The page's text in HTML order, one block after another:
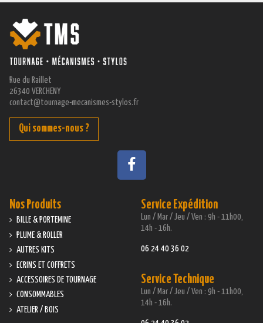
Rue du Raillet
26340 VERCHENY
contact@tournage-mecanismes-stylos.fr
Qui sommes-nous ?
Service Expédition
Lun / Mar / Jeu / Ven : 9h - 11h00,
14h - 16h.
06 24 40 36 02
Service Technique
Lun / Mar / Jeu / Ven : 9h - 11h00,
14h - 16h.
Nos Produits
BILLE & PORTEMINE
PLUME & ROLLER
AUTRES KITS
ECRINS ET COFFRETS
ACCESSOIRES DE TOURNAGE
CONSOMMABLES
ATELIER / BOIS